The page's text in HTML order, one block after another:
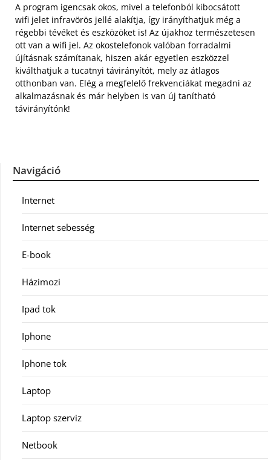
A program igencsak okos, mivel a telefonból kibocsátott
wifi jelet infravörös jellé alakítja, így irányíthatjuk még a
régebbi tévéket és eszközöket is! Az újakhoz természetesen
ott van a wifi jel. Az okostelefonok valóban forradalmi
újításnak számítanak, hiszen akár egyetlen eszközzel
kiválthatjuk a tucatnyi távirányítót, mely az átlagos
otthonban van. Elég a megfelelő frekvenciákat megadni az
alkalmazásnak és már helyben is van új tanítható
távirányítónk!
Navigáció
Internet
Internet sebesség
E-book
Házimozi
Ipad tok
Iphone
Iphone tok
Laptop
Laptop szerviz
Netbook